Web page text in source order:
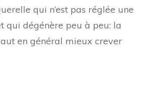
qui n’est pas réglée une
qui dégénère peu à peu: la
en général mieux crever